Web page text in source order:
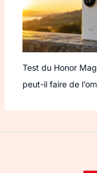
Test du Honor
peut-il faire de